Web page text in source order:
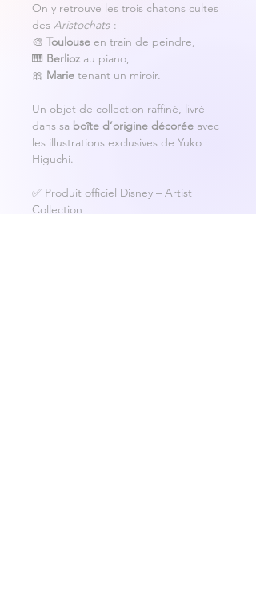
On y retrouve les trois chatons cultes
des Aristochats :
🎨 Toulouse en train de peindre,
🎹 Berlioz au piano,
🎀 Marie tenant un miroir.
Un objet de collection raffiné, livré
dans sa boîte d’origine décorée avec
les illustrations exclusives de Yuko
Higuchi.
✅ Produit officiel Disney – Artist
Collection